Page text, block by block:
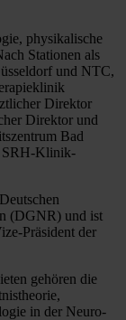
physikalische
Stationen als
und NTC,
Direktor
Direktor und
Bad
SRH-Klinik-
(DGNR) und ist
Präsident der
gehören die
in der Neuro-